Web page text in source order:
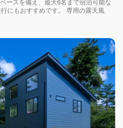
ースを備え、最大6名まで宿泊可能な
にもおすすめです。 専用の露天風